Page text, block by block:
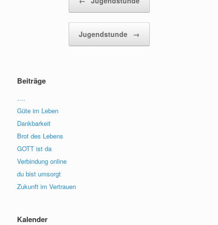
Jugendstunde →
Beiträge
….
Güte im Leben
Dankbarkeit
Brot des Lebens
GOTT ist da
Verbindung online
du bist umsorgt
Zukunft im Vertrauen
Kalender